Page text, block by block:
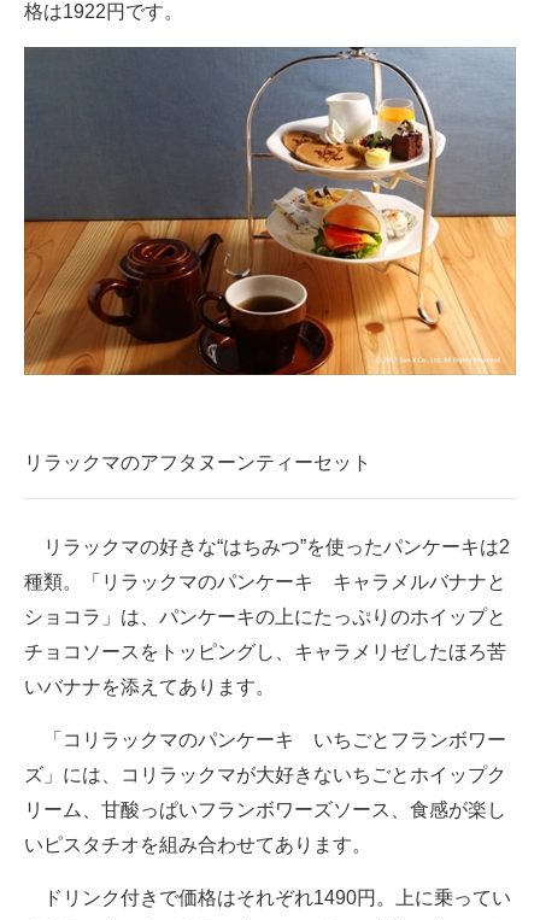
建設×テクノロジーの最前線
ちょっと気になるネットの話題
格は1922円です。
リラックマのアフタヌーンティーセット
リラックマの好きな“はちみつ”を使ったパンケーキは2
種類。「リラックマのパンケーキ キャラメルバナナと
ショコラ」は、パンケーキの上にたっぷりのホイップと
チョコソースをトッピングし、キャラメリゼしたほろ苦
いバナナを添えてあります。
「コリラックマのパンケーキ いちごとフランボワー
ズ」には、コリラックマが大好きないちごとホイップク
リーム、甘酸っぱいフランボワーズソース、食感が楽し
いピスタチオを組み合わせてあります。
ドリンク付きで価格はそれぞれ1490円。上に乗ってい